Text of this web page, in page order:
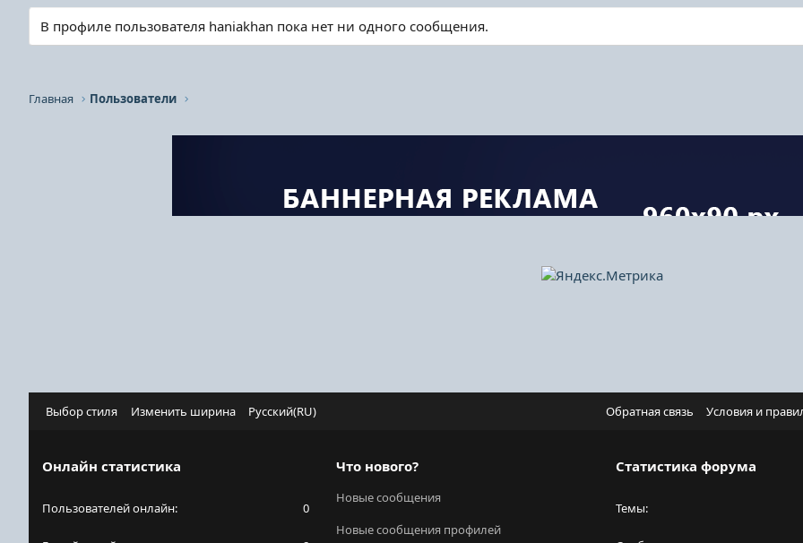
В профиле пользователя haniakhan пока нет ни одного сообщения.
Главная Пользователи
Выбор стиля Изменить ширина Русский(RU) Обратная связь Условия и
Онлайн статистика
Пользователей онлайн 0
Что нового?
Новые сообщения
Новые сообщения профилей
Статистика форума
Темы